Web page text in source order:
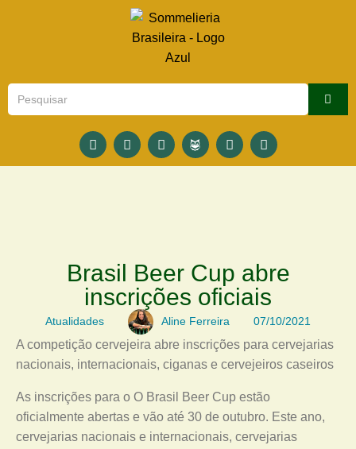
Brasil Beer Cup abre
inscrições oficiais
Atualidades Aline Ferreira 07/10/2021
A competição cervejeira abre inscrições para cervejarias
nacionais, internacionais, ciganas e cervejeiros caseiros
As inscrições para o O Brasil Beer Cup estão
oficialmente abertas e vão até 30 de outubro. Este ano,
cervejarias nacionais e internacionais, cervejarias